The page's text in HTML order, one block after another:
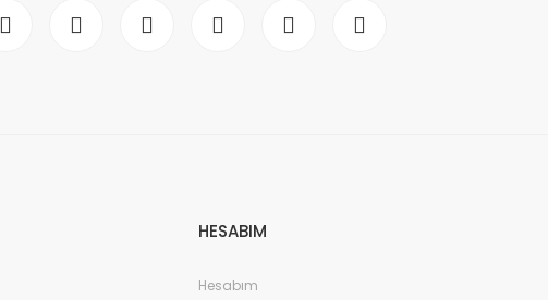
HESABIM
Hesabım